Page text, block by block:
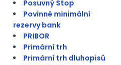
Posuvný Stop
Povinné minimální
rezervy bank
PRIBOR
Primární trh
Primární trh dluhopisů